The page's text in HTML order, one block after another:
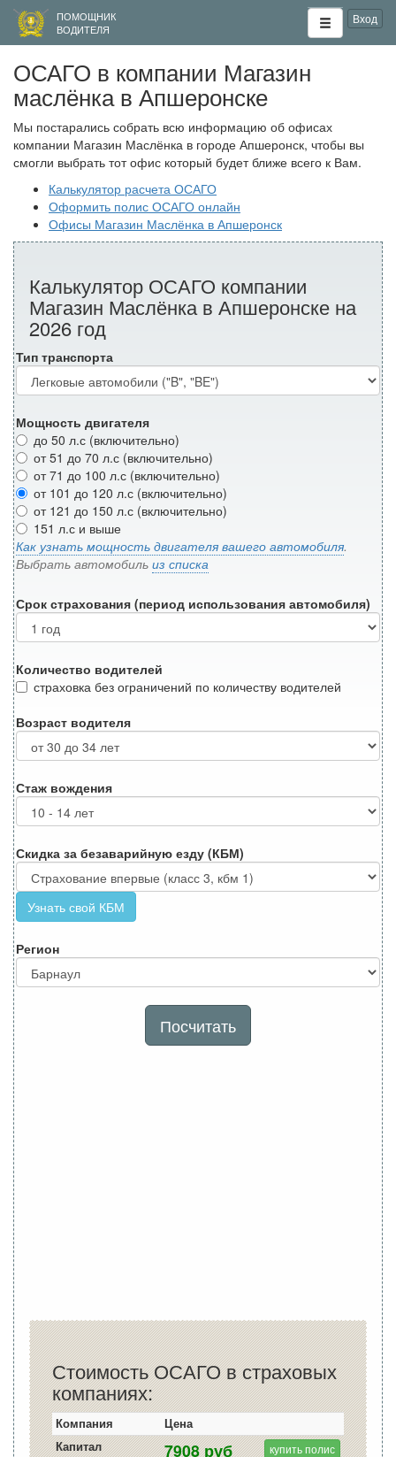
ПОМОЩНИК
ВОДИТЕЛЯ
Вход
ОСАГО в компании Магазин
маслёнка в Апшеронске
Мы постарались собрать всю информацию об офисах
компании Магазин Маслёнка в городе Апшеронск, чтобы вы
смогли выбрать тот офис который будет ближе всего к Вам.
Калькулятор расчета ОСАГО
Оформить полис ОСАГО онлайн
Офисы Магазин Маслёнка в Апшеронск
Калькулятор ОСАГО компании
Магазин Маслёнка в Апшеронске на
2026 год
Тип транспорта
Мощность двигателя
до 50 л.с (включительно)
от 51 до 70 л.с (включительно)
от 71 до 100 л.с (включительно)
от 101 до 120 л.с (включительно)
от 121 до 150 л.с (включительно)
151 л.с и выше
Как узнать мощность двигателя вашего автомобиля.
Выбрать автомобиль из списка
Срок страхования (период использования автомобиля)
Количество водителей
страховка без ограничений по количеству водителей
Возраст водителя
Стаж вождения
Скидка за безаварийную езду (КБМ)
Узнать свой КБМ
Регион
Посчитать
Стоимость ОСАГО в страховых
компаниях:
Компания
Цена
Капитал
7908 руб купить полис